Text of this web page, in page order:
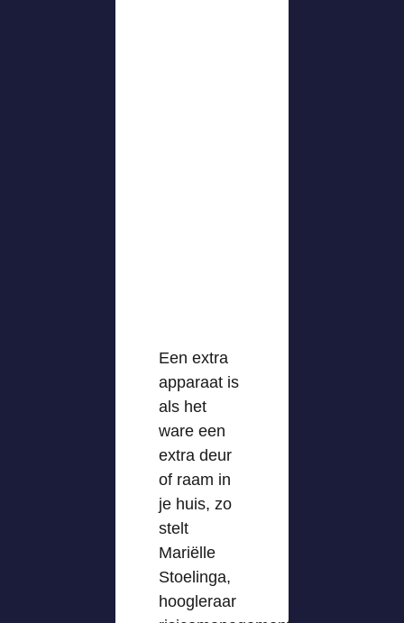
Een extra
apparaat is
als het
ware een
extra deur
of raam in
je huis, zo
stelt
Mariëlle
Stoelinga,
hoogleraar